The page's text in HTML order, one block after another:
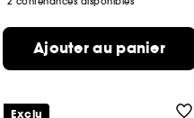
Ajouter au panier
Exclu